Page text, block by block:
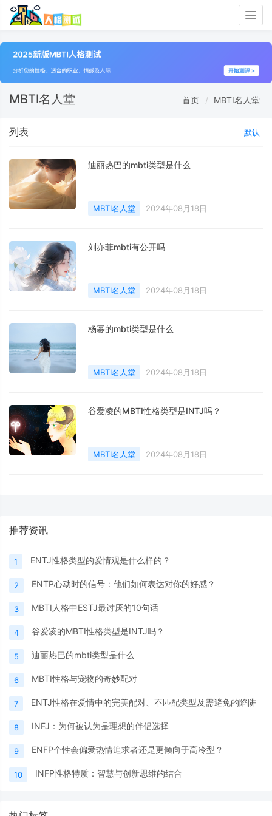
MBTI名人堂 首页 MBTI名人堂
列表 默认
迪丽热巴的mbti类型是什么
MBTI名人堂 2024年08月18日
刘亦菲mbti有公开吗
MBTI名人堂 2024年08月18日
杨幂的mbti类型是什么
MBTI名人堂 2024年08月18日
谷爱凌的MBTI性格类型是INTJ吗？
MBTI名人堂 2024年08月18日
推荐资讯
1 ENTJ性格类型的爱情观是什么样的？
2 ENTP心动时的信号：他们如何表达对你的好感？
3 MBTI人格中ESTJ最讨厌的10句话
4 谷爱凌的MBTI性格类型是INTJ吗？
5 迪丽热巴的mbti类型是什么
6 MBTI性格与宠物的奇妙配对
7 ENTJ性格在爱情中的完美配对、不匹配类型及需避免的陷阱
8 INFJ：为何被认为是理想的伴侣选择
9 ENFP个性会偏爱热情追求者还是更倾向于高冷型？
10 INFP性格特质：智慧与创新思维的结合